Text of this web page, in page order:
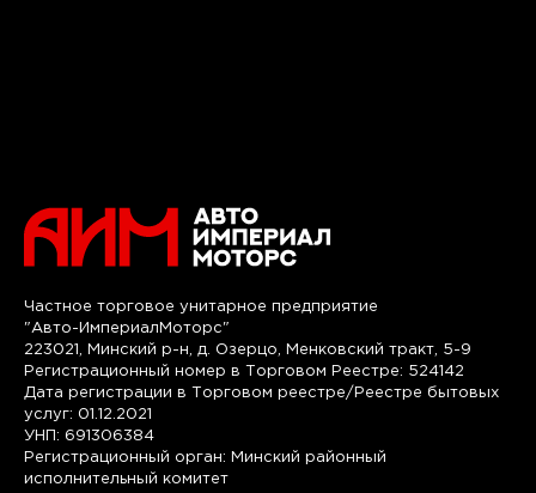
Частное торговое унитарное предприятие
"Авто-ИмпериалМоторс"
223021, Минский р-н, д. Озерцо, Менковский тракт, 5-9
Регистрационный номер в Торговом Реестре: 524142
Дата регистрации в Торговом реестре/Реестре бытовых
услуг: 01.12.2021
УНП: 691306384
Регистрационный орган: Минский районный
исполнительный комитет